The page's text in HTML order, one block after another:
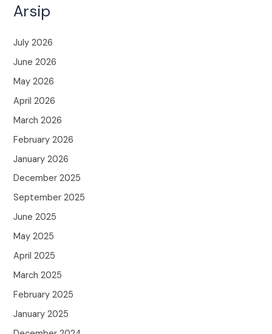
Arsip
July 2026
June 2026
May 2026
April 2026
March 2026
February 2026
January 2026
December 2025
September 2025
June 2025
May 2025
April 2025
March 2025
February 2025
January 2025